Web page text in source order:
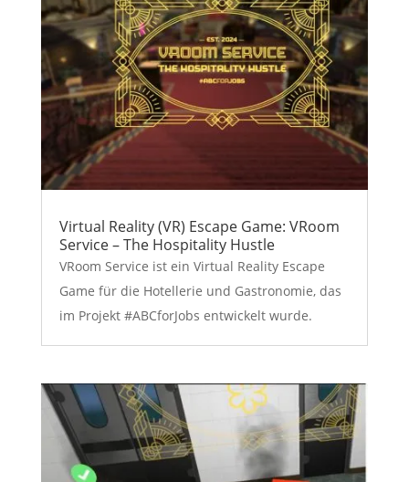
Virtual Reality (VR) Escape Game: VRoom
Service – The Hospitality Hustle
VRoom Service ist ein Virtual Reality Escape
Game für die Hotellerie und Gastronomie, das
im Projekt #ABCforJobs entwickelt wurde.